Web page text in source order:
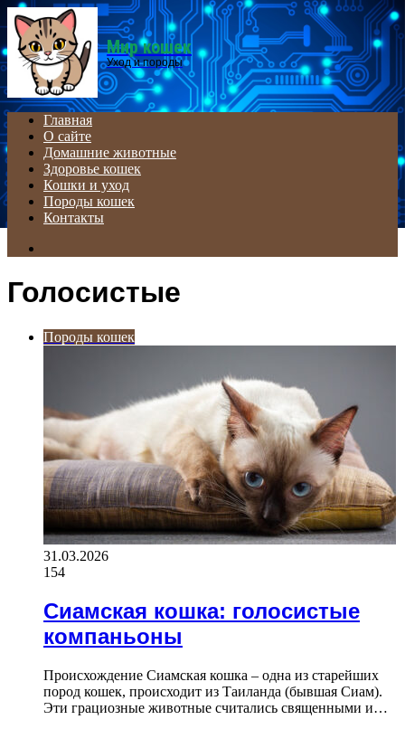
Menu
Мир кошек
Уход и породы
Главная
О сайте
Домашние животные
Здоровье кошек
Кошки и уход
Породы кошек
Контакты
Голосистые
Породы кошек
31.03.2026
154
Сиамская кошка: голосистые
компаньоны
Происхождение Сиамская кошка – одна из старейших
пород кошек, происходит из Таиланда (бывшая Сиам).
Эти грациозные животные считались священными и…